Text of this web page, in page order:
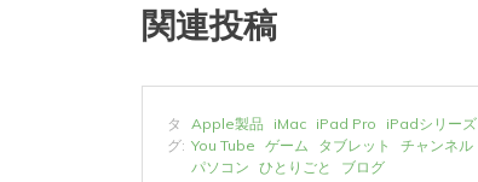
関連投稿
タ
グ:
Apple製品 iMac iPad Pro iPadシリーズ
You Tube ゲーム タブレット
チャンネル
パソコン ひとりごと ブログ